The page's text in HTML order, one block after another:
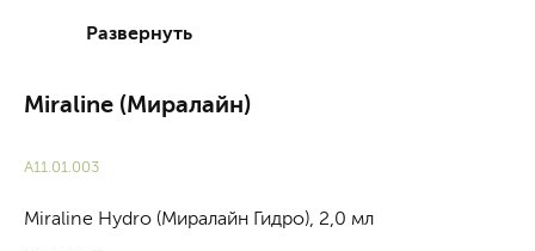
Развернуть
Miraline (Миралайн)
A11.01.003
Miraline Hydro (Миралайн Гидро), 2,0 мл